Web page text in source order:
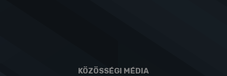
KÖZÖSSÉGI MÉDIA